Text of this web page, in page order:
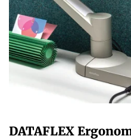
DATAFLEX